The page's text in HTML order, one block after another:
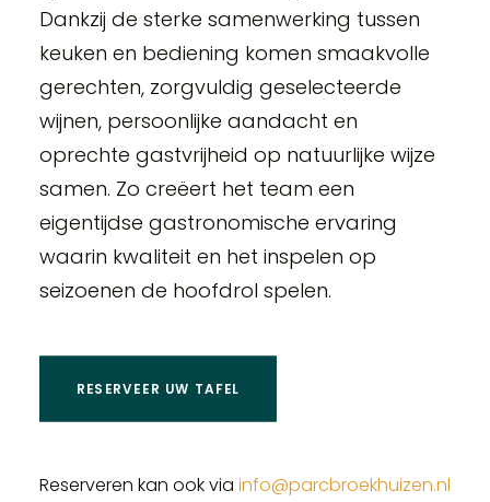
Dankzij de sterke samenwerking tussen
keuken en bediening komen smaakvolle
gerechten, zorgvuldig geselecteerde
wijnen, persoonlijke aandacht en
oprechte gastvrijheid op natuurlijke wijze
samen. Zo creëert het team een
eigentijdse gastronomische ervaring
waarin kwaliteit en het inspelen op
seizoenen de hoofdrol spelen.
RESERVEER UW TAFEL
Reserveren kan ook via info@parcbroekhuizen.nl